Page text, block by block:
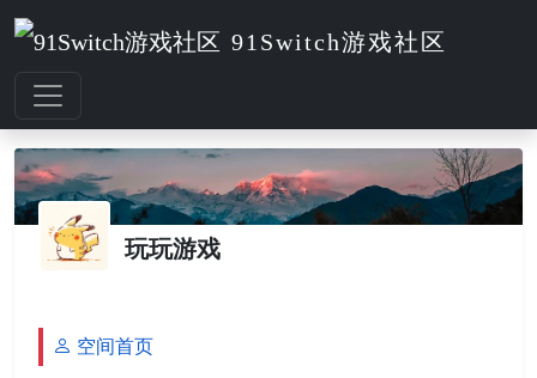
91Switch游戏社区
玩玩游戏
空间首页